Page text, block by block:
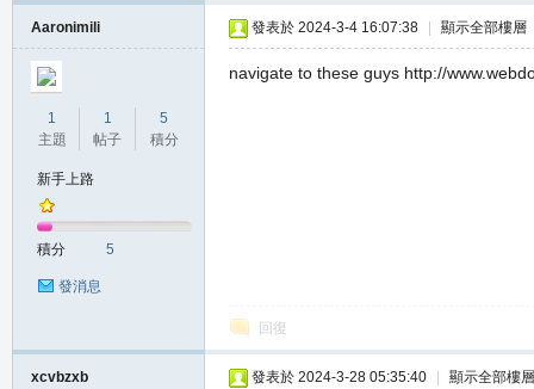
Aaronimili
1
主題
1
帖子
5
積分
新手上路
積分 5
發消息
發表於 2024-3-4 16:07:38 顯示全部樓層
navigate to these guys http://
回復
xcvbzxb 發表於 2024-3-28 05:35:40 顯示全部樓層